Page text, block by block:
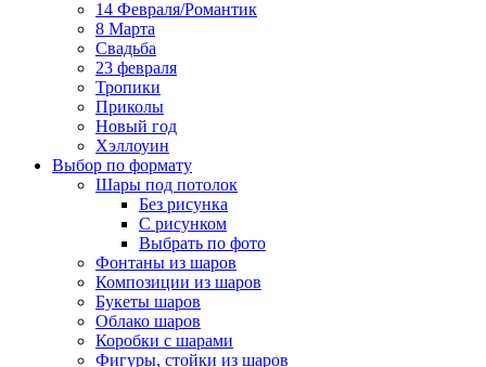
14 Февраля/Романтик
8 Марта
Свадьба
23 февраля
Тропики
Приколы
Новый год
Хэллоуин
Выбор по формату
Шары под потолок
Без рисунка
С рисунком
Выбрать по фото
Фонтаны из шаров
Композиции из шаров
Букеты шаров
Облако шаров
Коробки с шарами
Фигуры, стойки из шаров